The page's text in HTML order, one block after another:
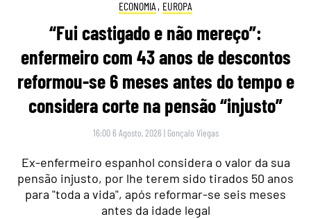
ECONOMIA , EUROPA
“Fui castigado e não mereço”:
enfermeiro com 43 anos de descontos
reformou-se 6 meses antes do tempo e
considera corte na pensão “injusto”
16:00 6 Agosto, 2026 | Gonçalo Viegas
Ex-enfermeiro espanhol considera o valor da sua
pensão injusto, por lhe terem sido tirados 50 anos
para "toda a vida", após reformar-se seis meses
antes da idade legal